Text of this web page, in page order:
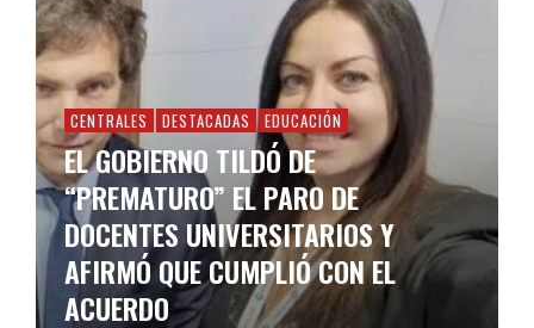
CENTRALES DESTACADAS EDUCACIÓN
EL GOBIERNO TILDÓ DE
“PREMATURO” EL PARO DE
DOCENTES UNIVERSITARIOS Y
AFIRMÓ QUE CUMPLIÓ CON EL
ACUERDO